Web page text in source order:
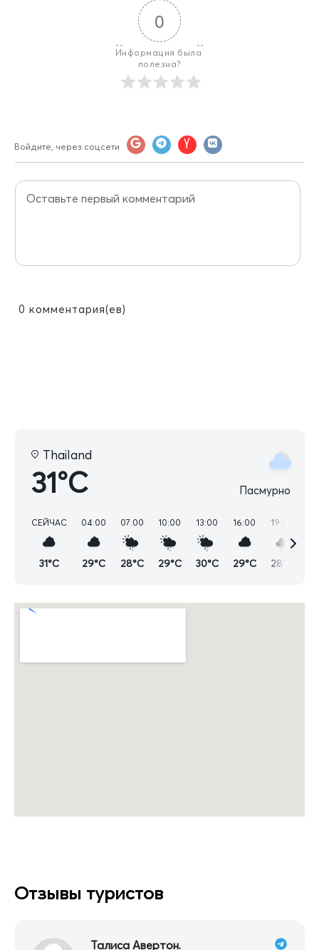
0
Информация была
полезна?
Войдите, через соцсети
0 комментария(ев)
Thailand
31°C Пасмурно
СЕЙЧАС
31°C
04:00
29°C
07:00
28°C
10:00
29°C
13:00
30°C
16:00
29°C
19:00
28°C
Отзывы туристов
Талиса Авертон.